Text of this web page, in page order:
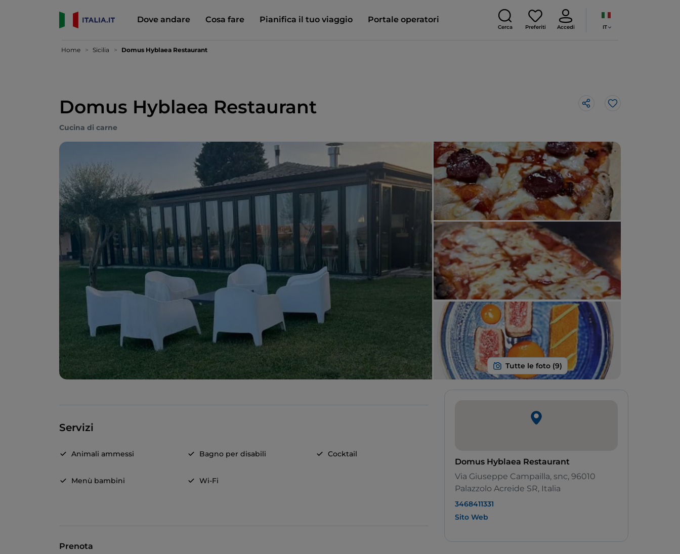
Dove andare Cosa fare Pianifica il tuo viaggio Portale operatori
Cerca Preferiti Accedi IT
Home Sicilia Domus Hyblaea Restaurant
Domus Hyblaea Restaurant Like
Cucina di carne
Servizi
Animali ammessi Bagno per disabili Cocktail
Menù bambini Wi-Fi
Prenota
Domus Hyblaea Restaurant
Via Giuseppe Campailla, snc, 96010
Palazzolo Acreide SR, Italia
3468411331
Sito Web